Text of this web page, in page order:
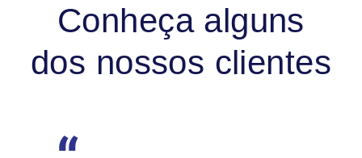
Conheça alguns
dos nossos clientes